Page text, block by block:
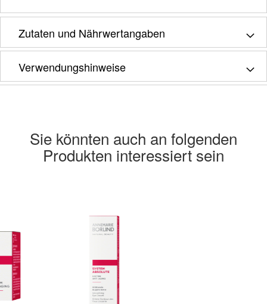
Zutaten und Nährwertangaben
Verwendungshinweise
Sie könnten auch an folgenden
Produkten interessiert sein